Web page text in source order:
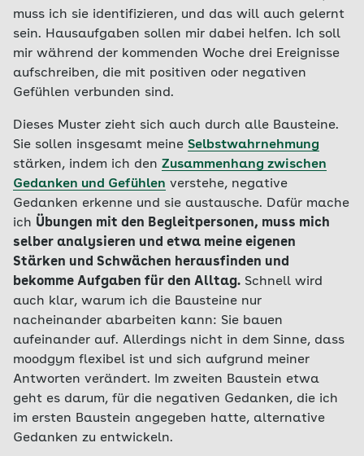
muss ich sie identifizieren, und das will auch gelernt
sein. Hausaufgaben sollen mir dabei helfen. Ich soll
mir während der kommenden Woche drei Ereignisse
aufschreiben, die mit positiven oder negativen
Gefühlen verbunden sind.
Dieses Muster zieht sich auch durch alle Bausteine.
Sie sollen insgesamt meine Selbstwahrnehmung
stärken, indem ich den Zusammenhang zwischen
Gedanken und Gefühlen verstehe, negative
Gedanken erkenne und sie austausche. Dafür mache
ich Übungen mit den Begleitpersonen, muss mich
selber analysieren und etwa meine eigenen
Stärken und Schwächen herausfinden und
bekomme Aufgaben für den Alltag. Schnell wird
auch klar, warum ich die Bausteine nur
nacheinander abarbeiten kann: Sie bauen
aufeinander auf. Allerdings nicht in dem Sinne, dass
moodgym flexibel ist und sich aufgrund meiner
Antworten verändert. Im zweiten Baustein etwa
geht es darum, für die negativen Gedanken, die ich
im ersten Baustein angegeben hatte, alternative
Gedanken zu entwickeln.